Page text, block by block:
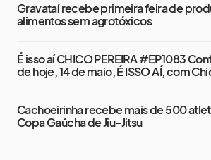
Gravataí recebe primeira feira de
alimentos sem agrotóxicos
É isso aí CHICO PEREIRA #EP1083
de hoje, 14 de maio, É ISSO AÍ, com
Cachoeirinha recebe mais de 500
Copa Gaúcha de Jiu-Jitsu